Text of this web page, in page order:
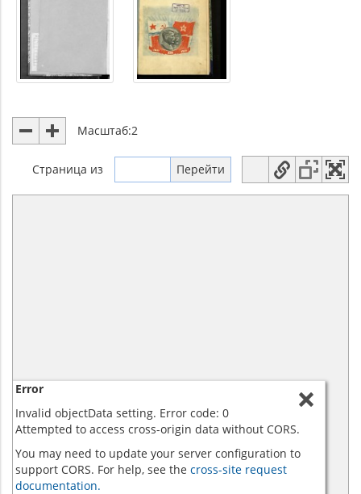
Масштаб:2
Страница из
Error
Invalid objectData setting. Error code: 0
Attempted to access cross-origin data without CORS.
You may need to update your server configuration to
support CORS. For help, see the cross-site request
documentation.